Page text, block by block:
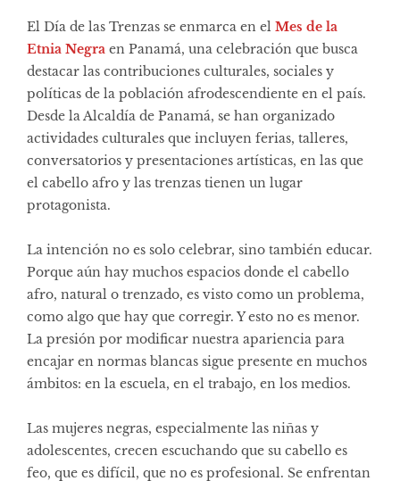
El Día de las Trenzas se enmarca en el Mes de la
Etnia Negra en Panamá, una celebración que busca
destacar las contribuciones culturales, sociales y
políticas de la población afrodescendiente en el país.
Desde la Alcaldía de Panamá, se han organizado
actividades culturales que incluyen ferias, talleres,
conversatorios y presentaciones artísticas, en las que
el cabello afro y las trenzas tienen un lugar
protagonista.
La intención no es solo celebrar, sino también educar.
Porque aún hay muchos espacios donde el cabello
afro, natural o trenzado, es visto como un problema,
como algo que hay que corregir. Y esto no es menor.
La presión por modificar nuestra apariencia para
encajar en normas blancas sigue presente en muchos
ámbitos: en la escuela, en el trabajo, en los medios.
Las mujeres negras, especialmente las niñas y
adolescentes, crecen escuchando que su cabello es
feo, que es difícil, que no es profesional. Se enfrentan